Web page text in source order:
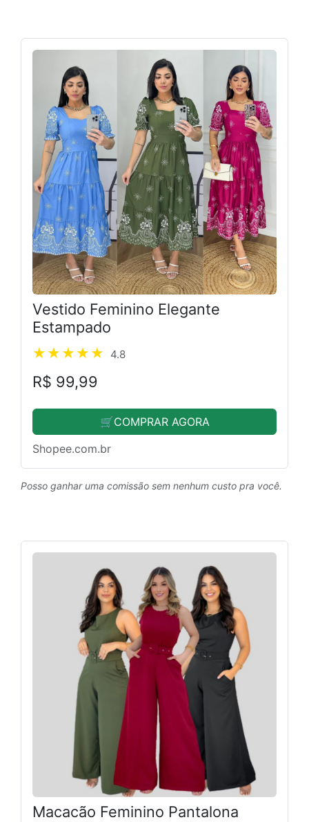
Vestido Feminino Elegante
Estampado
4.8
R$ 99,99
🛒COMPRAR AGORA
Shopee.com.br
Posso ganhar uma comissão sem nenhum custo pra você.
Macacão Feminino Pantalona